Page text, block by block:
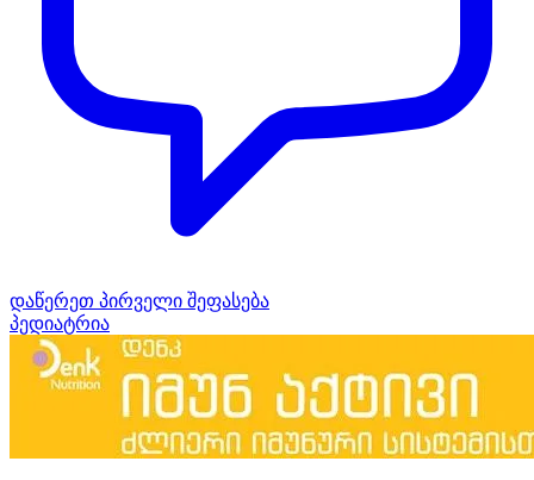
დაწერეთ პირველი შეფასება
პედიატრია